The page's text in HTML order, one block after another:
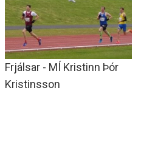
Frjálsar - MÍ Kristinn Þór
Kristinsson